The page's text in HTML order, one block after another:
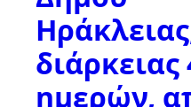
διάρκειας
ημερών,